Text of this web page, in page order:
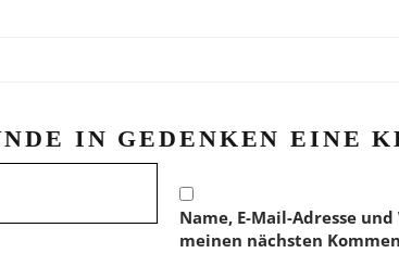
IN GEDENKEN EINE
Name, E-Mail-Adresse
meinen nächsten